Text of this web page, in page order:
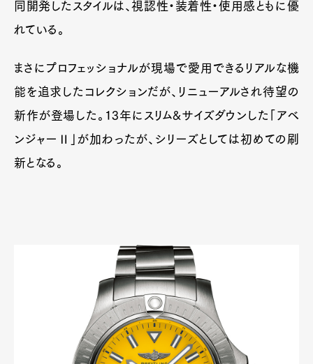
同開発したスタイルは、視認性・装着性・使用感ともに優
れている。
まさにプロフェッショナルが現場で愛用できるリアルな機
能を追求したコレクションだが、リニューアルされ待望の
新作が登場した。13年にスリム&サイズダウンした「アベ
ンジャーⅡ」が加わったが、シリーズとしては初めての刷
新となる。